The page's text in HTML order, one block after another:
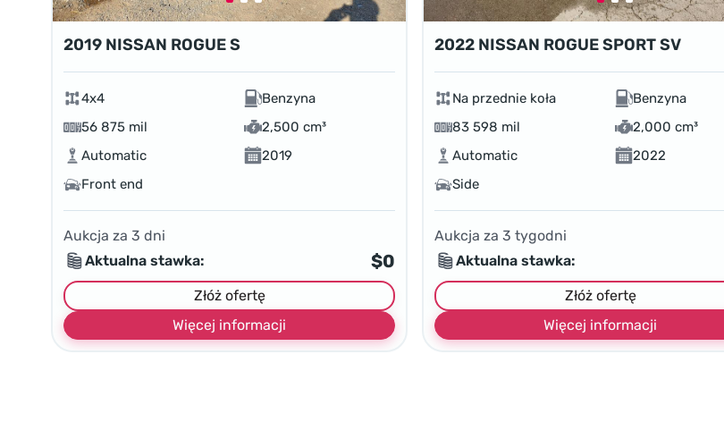
2019 NISSAN ROGUE S
4x4
Benzyna
56 875 mil
2,500 cm³
Automatic
2019
Front end
Aukcja za 3 dni
Aktualna stawka:
$0
Złóż ofertę
Więcej informacji
2022 NISSAN ROGUE SPORT SV
Na przednie koła
Benzyna
83 598 mil
2,000 cm³
Automatic
2022
Side
Aukcja za3 tygodni
Aktualna stawka:
Złóż ofertę
Więcej informacji